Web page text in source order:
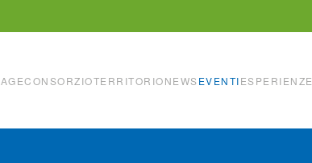
CONSORZIOTERRITORIONEWSEVENTIESPERIENZE